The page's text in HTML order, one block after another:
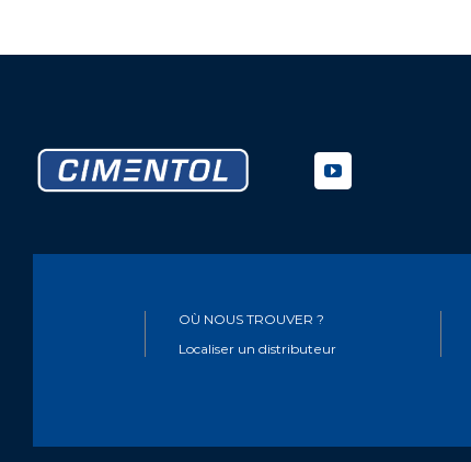
OÙ NOUS TROUVER ?
Localiser un distributeur